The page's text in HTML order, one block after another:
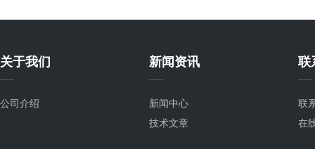
关于我们
公司介绍
新闻资讯
新闻中心
技术文章
联
联
在